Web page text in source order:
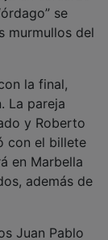
del
la final,
La pareja
y Roberto
con el billete
en Marbella
además de
Juan Pablo
mientras